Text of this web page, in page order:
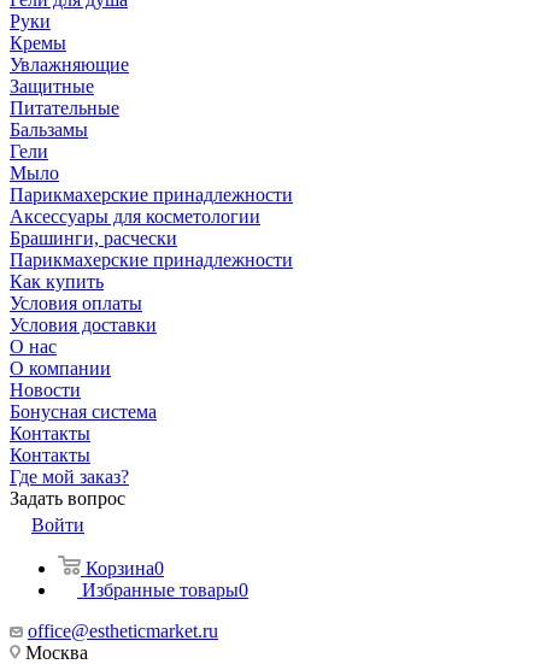
Руки
Кремы
Увлажняющие
Защитные
Питательные
Бальзамы
Гели
Мыло
Парикмахерские принадлежности
Аксессуары для косметологии
Брашинги, расчески
Парикмахерские принадлежности
Как купить
Условия оплаты
Условия доставки
О нас
О компании
Новости
Бонусная система
Контакты
Контакты
Где мой заказ?
Задать вопрос
Войти
Корзина0
Избранные товары0
office@estheticmarket.ru
Москва